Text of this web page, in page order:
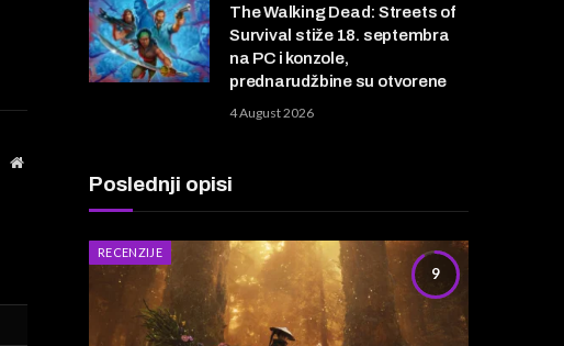
Website
The Walking Dead: Streets of
Survival stiže 18. septembra
na PC i konzole,
prednarudžbine su otvorene
4 August 2026
Poslednji opisi
9
RECENZIJE